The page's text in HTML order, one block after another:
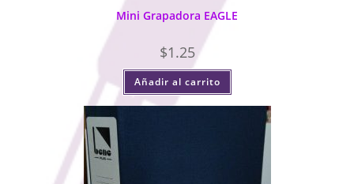
Mini Grapadora EAGLE
$1.25
Añadir al carrito